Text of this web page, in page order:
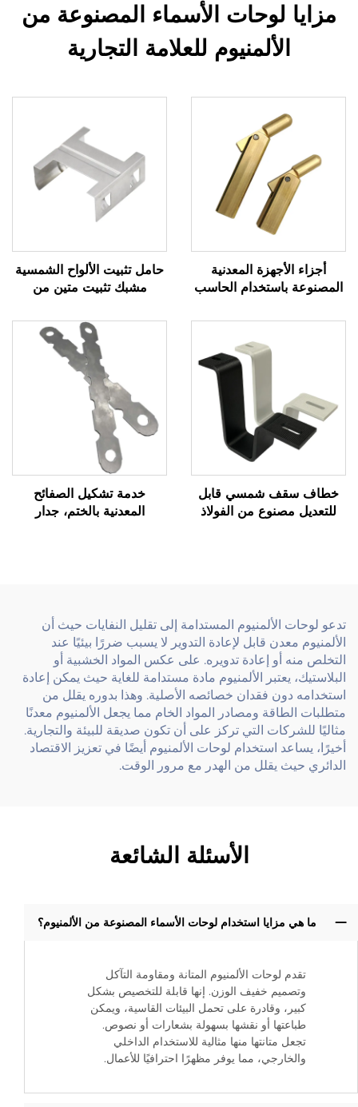
مزايا لوحات الأسماء المصنوعة من
الألمنيوم للعلامة التجارية
أجزاء الأجهزة المعدنية
المصنوعة باستخدام الحاسب
مزلاج نحاسي مخصص
حامل تثبيت الألواح الشمسية
مشبك تثبيت متين من
الشمسية
خطاف سقف شمسي قابل
للتعديل مصنوع من الفولاذ
خدمة تشكيل الصفائح
المعدنية بالختم، جدار
تدعو لوحات الألمنيوم المستدامة إلى تقليل النفايات حيث أن
الألمنيوم معدن قابل لإعادة التدوير لا يسبب ضررًا بيئيًا عند
التخلص منه أو إعادة تدويره. على عكس المواد الخشبية أو
البلاستيك، يعتبر الألمنيوم مادة مستدامة للغاية حيث يمكن إعادة
استخدامه دون فقدان خصائصه الأصلية. وهذا بدوره يقلل من
متطلبات الطاقة ومصادر المواد الخام مما يجعل الألمنيوم معدنًا
مثاليًا للشركات التي تركز على أن تكون صديقة للبيئة والتجارية.
أخيرًا، يساعد استخدام لوحات الألمنيوم أيضًا في تعزيز الاقتصاد
الدائري حيث يقلل من الهدر مع مرور الوقت.
الأسئلة الشائعة
ما هي مزايا استخدام لوحات الأسماء المصنوعة من الألمنيوم؟
تقدم لوحات الألمنيوم المتانة ومقاومة التآكل
وتصميم خفيف الوزن. إنها قابلة للتخصيص بشكل
كبير، وقادرة على تحمل البيئات القاسية، ويمكن
طباعتها أو نقشها بسهولة بشعارات أو نصوص.
تجعل متانتها منها مثالية للاستخدام الداخلي
والخارجي، مما يوفر مظهرًا احترافيًا للأعمال.